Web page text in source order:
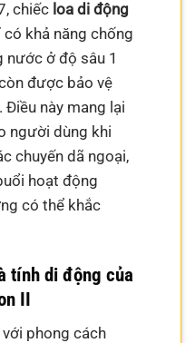
chiếc loa di động
có khả năng chống
ở độ sâu 1
được bảo vệ
Điều này mang lại
người dùng khi
chuyến dã ngoại,
hoạt động
có thể khắc
tính di động của
II
phong cách